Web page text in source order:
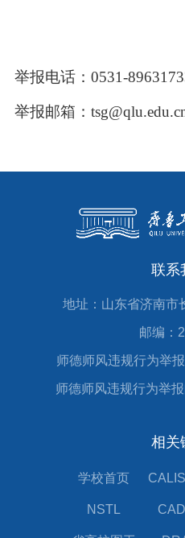
举报电话： 0531-
举报邮箱：
联系
地址：山东省济南市
邮编：
师德师风违规行为举
师德师风违规行为举
相关
学校首页
NSTL